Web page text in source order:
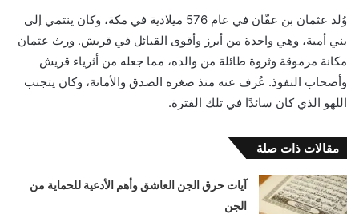
وُلد عثمان بن عفّان في عام 576 ميلادية في مكة، وكان ينتمي إلى
بني أمية، وهي واحدة من أبرز وأقوى القبائل في قريش. ورث عثمان
مكانة مرموقة وثروة طائلة من والده، مما جعله من أثرياء قريش
وأصحاب النفوذ. عُرف عنه منذ صغره الصدق والأمانة، وكان يتجنب
اللهو الذي كان سائدًا في تلك الفترة.
مقالات ذات صلة
آيات حرق الجن العاشق وأهم الأدعية للحماية من
الجن